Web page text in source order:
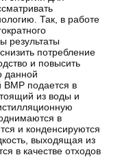
Так, в работе
результаты
потребление
и повысить
данной
ВМР подается в
из воды и
в
и конденсируются
выходящая из
в качестве отходов